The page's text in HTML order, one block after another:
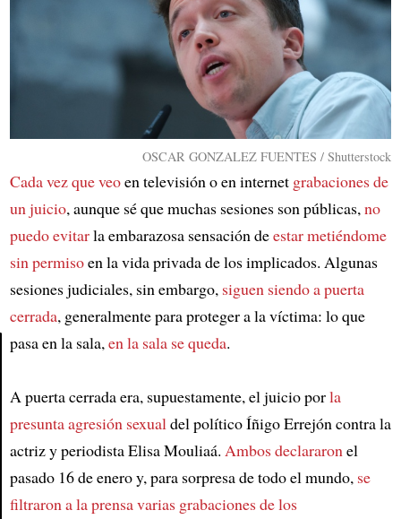
OSCAR GONZALEZ FUENTES / Shutterstock
Cada vez que veoen televisión o en internet grabaciones de
un juicio, aunque sé que muchas sesiones son públicas,no
puedo evitarla embarazosa sensación deestar metiéndome
sin permisoen la vida privada de los implicados. Algunas
sesiones judiciales, sin embargo, siguen siendo a puerta
cerrada, generalmente para proteger a la víctima: lo que
pasa en la sala,en la sala se queda.
A puerta cerrada era, supuestamente, el juicio porla
presunta agresión sexualdel político Íñigo Errejón contra la
actriz y periodista Elisa Mouliaá. Ambos declararonel
pasado 16 de enero y, para sorpresa de todo el mundo, se
filtraron a la prensa varias grabaciones de los